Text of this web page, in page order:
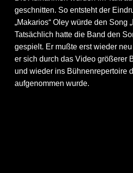
geschnitten. So entsteht der
„Makarios“ Oley würde den Song
Tatsächlich hatte die Band den
gespielt. Er mußte erst wieder
er sich durch das Video größerer
und wieder ins Bühnenrepertoire
aufgenommen wurde.